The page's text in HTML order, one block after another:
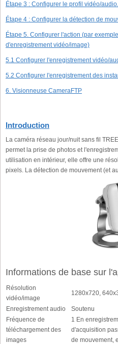
Étape 3 : Configurer le profil vidéo/audio.
Étape 4 : Configurer la détection de
Étape 5. Configurer l'action (par
d'enregistrement vidéo/image)
5.1 Configurer l'enregistrement vidéo/
5.2 Configurer l'enregistrement des
6. Visionneuse CameraFTP
Introduction
La caméra réseau jour/nuit sans fil
permet la prise de photos et
utilisation en intérieur, elle offre une
pixels. La détection de mouvement (et
Informations de base sur
Résolution
vidéo/image
1280x720,
Enregistrement audio
Soutenu
Fréquence de
téléchargement des
images
1 En
d'acquisition
de mouvement,